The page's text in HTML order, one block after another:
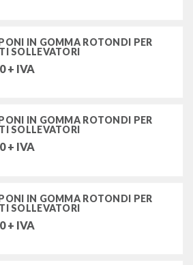
IN GOMMA ROTONDI PER
SOLLEVATORI
+ IVA
IN GOMMA ROTONDI PER
SOLLEVATORI
+ IVA
IN GOMMA ROTONDI PER
SOLLEVATORI
+ IVA